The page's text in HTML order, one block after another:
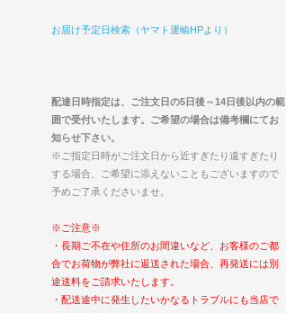
お届け予定日検索（ヤマト運輸HPより）
配達日時指定は、ご注文日の5日後～14日後以内の範
囲で受付いたします。ご希望の場合は備考欄にてお
知らせ下さい。
※ご指定日時がご注文日から近すぎたり遠すぎたり
する場合、ご希望に添えないこともございますので
予めご了承くださいませ。
※ご注意※
・長期ご不在や住所のお間違いなど、お客様のご都
合でお荷物が弊社に返送された場合、再発送には別
途送料をご請求いたします。
・配送途中に発生したいかなるトラブルにも当店で